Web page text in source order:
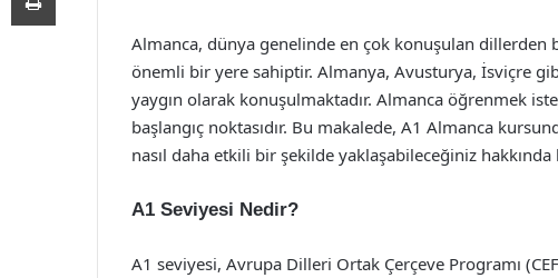
Almanca, dünya genelinde en çok konuşulan
önemli bir yere sahiptir. Almanya, Avusturya, İsviçre
yaygın olarak konuşulmaktadır. Almanca öğrenmek
başlangıç noktasıdır. Bu makalede, A1 Almanca
nasıl daha etkili bir şekilde yaklaşabileceğiniz hakkında
A1 Seviyesi Nedir?
A1 seviyesi, Avrupa Dilleri Ortak Çerçeve Programı